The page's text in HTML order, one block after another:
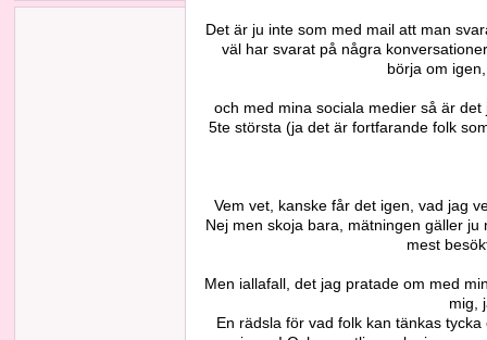
Det är ju inte som med mail att man
väl har svarat på några
börja om
och med mina sociala medier så är
5te största (ja det är fortfarande folk
Vem vet, kanske får det igen, vad jag
Nej men skoja bara, mätningen gäller
mest
Men iallafall, det jag pratade om med
mig,
En rädsla för vad folk kan tänkas